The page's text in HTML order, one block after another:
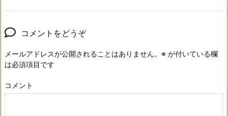
コメントをどうぞ
メールアドレスが公開されることはありません。 ※ が付いている欄
は必須項目です
コメント